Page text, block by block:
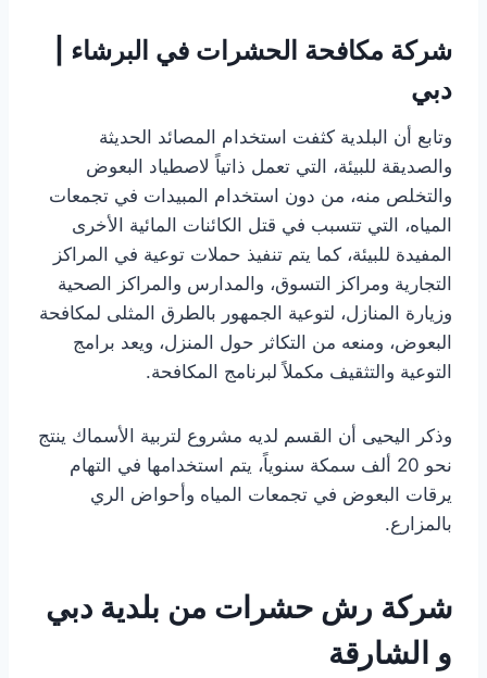
شركة مكافحة الحشرات في البرشاء |
دبي
وتابع أن البلدية كثفت استخدام المصائد الحديثة
والصديقة للبيئة، التي تعمل ذاتياً لاصطياد البعوض
والتخلص منه، من دون استخدام المبيدات في تجمعات
المياه، التي تتسبب في قتل الكائنات المائية الأخرى
المفيدة للبيئة، كما يتم تنفيذ حملات توعية في المراكز
التجارية ومراكز التسوق، والمدارس والمراكز الصحية
وزيارة المنازل، لتوعية الجمهور بالطرق المثلى لمكافحة
البعوض، ومنعه من التكاثر حول المنزل، ويعد برامج
التوعية والتثقيف مكملاً لبرنامج المكافحة.
وذكر اليحيى أن القسم لديه مشروع لتربية الأسماك ينتج
نحو 20 ألف سمكة سنوياً، يتم استخدامها في التهام
يرقات البعوض في تجمعات المياه وأحواض الري
بالمزارع.
شركة رش حشرات من بلدية دبي
و الشارقة